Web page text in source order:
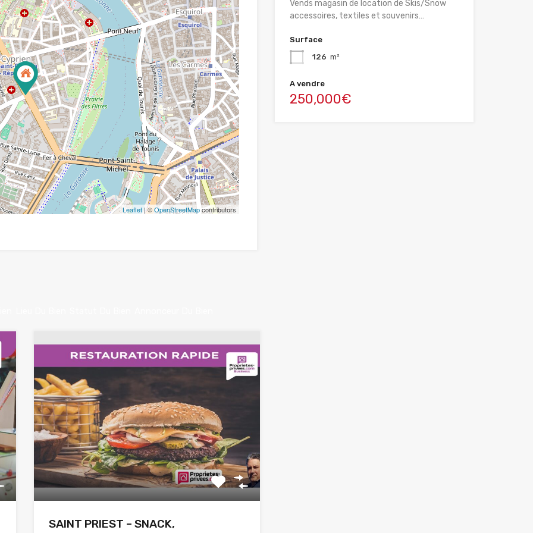
Leaflet| ©OpenStreetMapcontributors
SAINT PRIEST – SNACK,
Vends magasin de location de Skis/Snow
accessoires, textiles et souvenirs…
Surface
126 m²
A vendre
250,000€